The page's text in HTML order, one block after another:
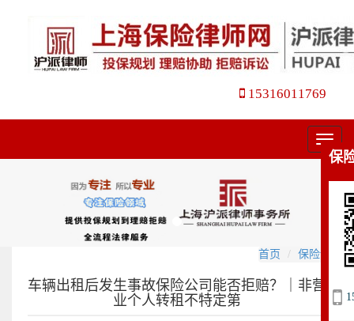
15316011769
菜
单
首页 保险诉讼
车辆出租后发生事故保险公司能否拒赔？｜非营
业个人转租不特定第
保